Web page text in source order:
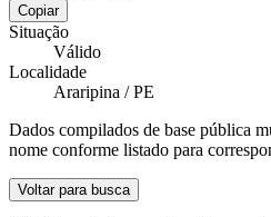
Copiar
Situação
Válido
Localidade
Araripina / PE
Dados compilados de base pública
nome conforme listado para
Voltar para busca